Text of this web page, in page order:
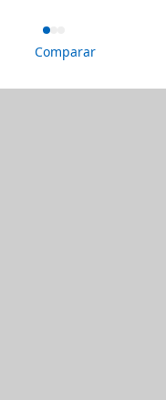
Comparar